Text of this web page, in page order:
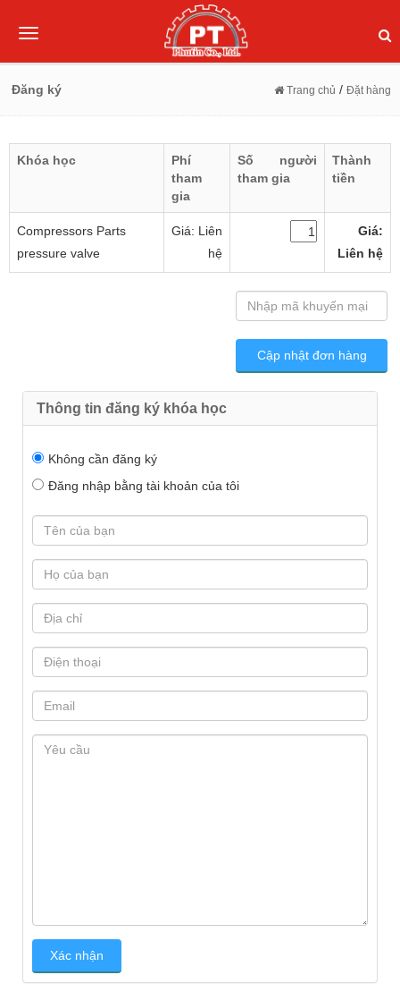
Toggle
Đăng ký Trang chủ / Đặt hàng
Khóa học
Phí
tham
gia
Số người
tham gia
Thành
tiền
Compressors Parts
pressure valve
Giá: Liên
hệ
Giá:
Liên hệ
Thông tin đăng ký khóa học
Không cần đăng ký
Đăng nhập bằng tài khoản của tôi